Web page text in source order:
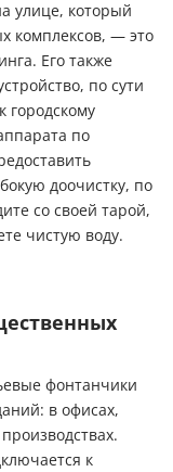
улице, который
комплексов, — это
Его также
по сути
по
доочистку, по
со своей тарой,
чистую воду.
фонтанчики
в офисах,
к